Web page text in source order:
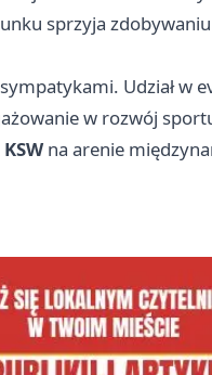
sprzyja
Udział w
w rozwój
KSW na arenie